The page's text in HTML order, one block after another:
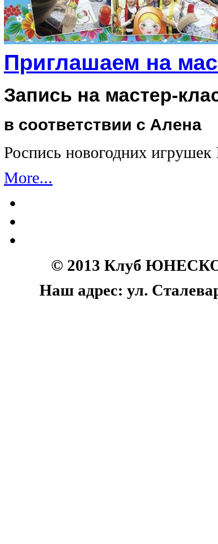
Приглашаем на
Запись на мастер-
в соответствии с Алена
Роспись новогодних
More...
© 2013 Клуб
Наш адрес: ул.